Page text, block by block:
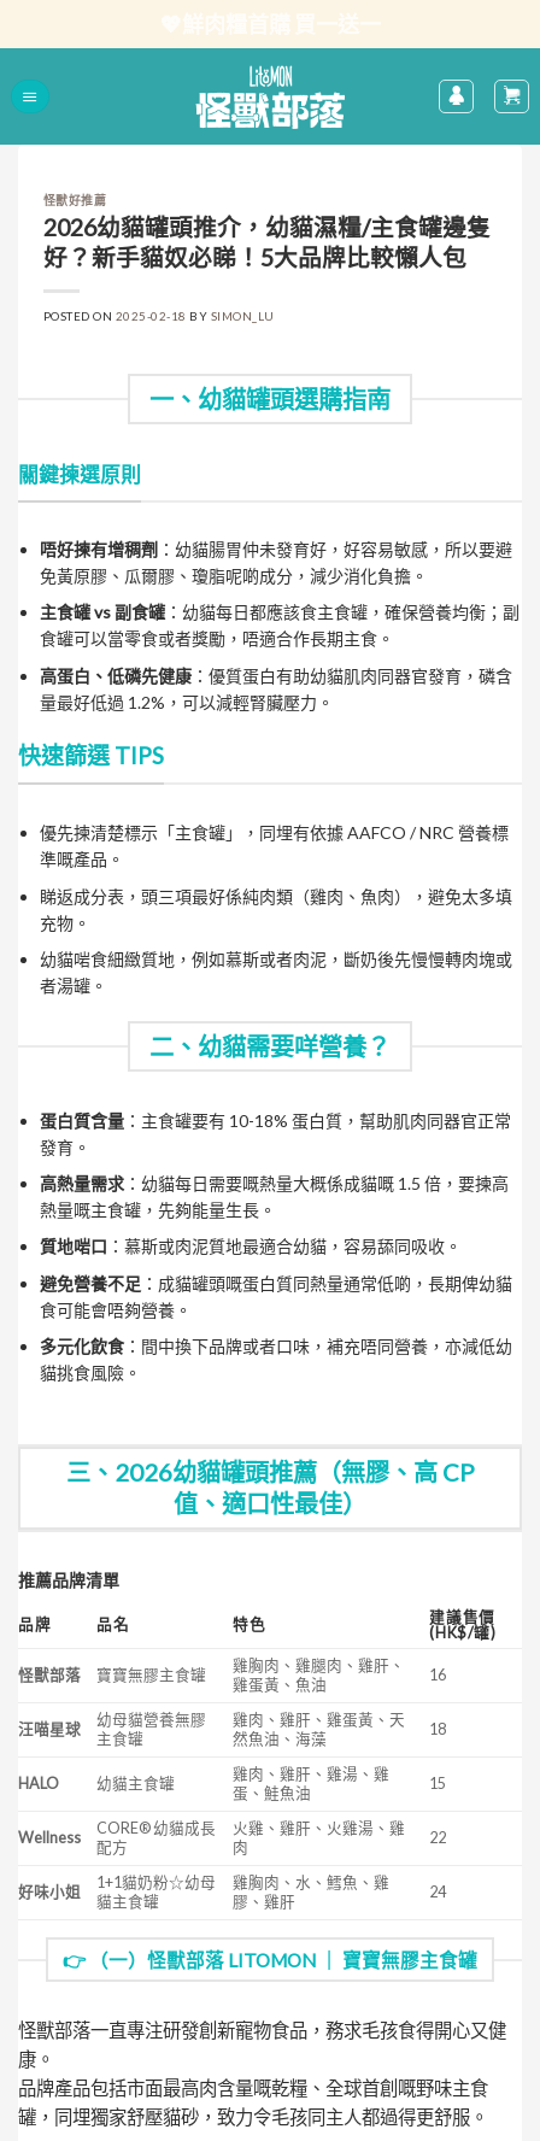
怪獸好推薦
2026幼貓罐頭推介，幼貓濕糧/主食罐邊隻
好？新手貓奴必睇！5大品牌比較懶人包
POSTED ON 2025-02-18 BY SIMON_LU
一、幼貓罐頭選購指南
關鍵揀選原則
唔好揀有增稠劑 ：幼貓腸胃仲未發育好，好容易敏感，所以要避
免黃原膠、瓜爾膠、瓊脂呢啲成分，減少消化負擔。
主食罐 vs 副食罐 ：幼貓每日都應該食主食罐，確保營養均衡；副
食罐可以當零食或者獎勵，唔適合作長期主食。
高蛋白、低磷先健康 ：優質蛋白有助幼貓肌肉同器官發育，磷含
量最好低過 1.2%，可以減輕腎臟壓力。
快速篩選 TIPS
優先揀清楚標示「主食罐」，同埋有依據 AAFCO / NRC 營養標
準嘅產品。
睇返成分表，頭三項最好係純肉類（雞肉、魚肉），避免太多填
充物。
幼貓啱食細緻質地，例如慕斯或者肉泥，斷奶後先慢慢轉肉塊或
者湯罐。
二、幼貓需要咩營養？
蛋白質含量 ：主食罐要有 10-18% 蛋白質，幫助肌肉同器官正常
發育。
高熱量需求 ：幼貓每日需要嘅熱量大概係成貓嘅 1.5 倍，要揀高
熱量嘅主食罐，先夠能量生長。
質地啱口 ：慕斯或肉泥質地最適合幼貓，容易舔同吸收。
避免營養不足 ：成貓罐頭嘅蛋白質同熱量通常低啲，長期俾幼貓
食可能會唔夠營養。
多元化飲食 ：間中換下品牌或者口味，補充唔同營養，亦減低幼
貓挑食風險。
三、2026幼貓罐頭推薦（無膠、高 CP
值、適口性最佳）
推薦品牌清單
品牌 品名 特色
建議售價
(HK$/罐)
怪獸部落 寶寶無膠主食罐
雞胸肉、雞腿肉、雞肝、
雞蛋黃、魚油
16
汪喵星球
幼母貓營養無膠
主食罐
雞肉、雞肝、雞蛋黃、天
然魚油、海藻
18
HALO 幼貓主食罐
雞肉、雞肝、雞湯、雞
蛋、鮭魚油
15
Wellness
CORE® 幼貓成長
配方
火雞、雞肝、火雞湯、雞
肉
22
好味小姐
1+1貓奶粉☆幼母
貓主食罐
雞胸肉、水、鱈魚、雞
膠、雞肝
24
👉 （一）怪獸部落 LITOMON ｜ 寶寶無膠主食罐
怪獸部落一直專注研發創新寵物食品，務求毛孩食得開心又健
康。
品牌產品包括市面最高肉含量嘅乾糧、全球首創嘅野味主食
罐，同埋獨家舒壓貓砂，致力令毛孩同主人都過得更舒服。